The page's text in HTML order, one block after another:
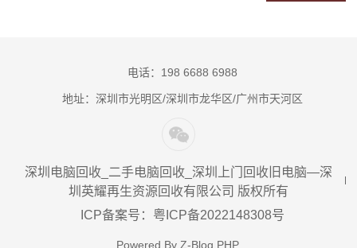
电话：198 6688 6988
地址：深圳市光明区/深圳市龙华区/广州市天河区
深圳电脑回收_二手电脑回收_深圳上门回收旧电脑—深
圳英耀再生资源回收有限公司 版权所有
ICP备案号：粤ICP备2022148308号
Powered By Z-Blog PHP.